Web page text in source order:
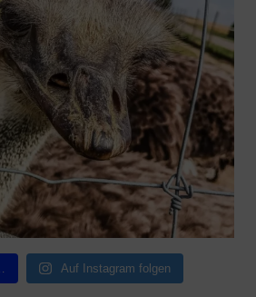
Auf Instagram folgen